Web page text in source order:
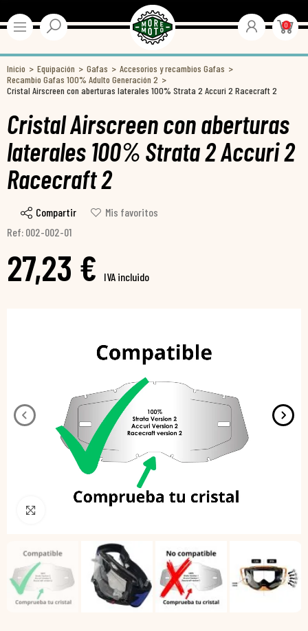
0
Inicio Equipación Gafas
Accesorios y recambios Gafas
Recambio Gafas 100% Adulto Generación 2
Cristal Airscreen con aberturas laterales 100% Strata 2 Accuri 2 Racecraft 2
Cristal Airscreen con aberturas
laterales 100% Strata 2 Accuri 2
Racecraft 2
Compartir
Mis favoritos
Ref: 002-002-01
27,23 € IVA incluido
Pincha para agrandar